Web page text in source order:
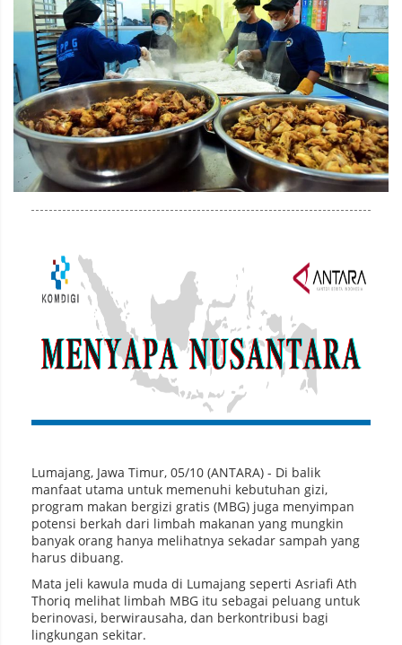
Lumajang, Jawa Timur, 05/10 (ANTARA) - Di balik
manfaat utama untuk memenuhi kebutuhan gizi,
program makan bergizi gratis (MBG) juga menyimpan
potensi berkah dari limbah makanan yang mungkin
banyak orang hanya melihatnya sekadar sampah yang
harus dibuang.
Mata jeli kawula muda di Lumajang seperti Asriafi Ath
Thoriq melihat limbah MBG itu sebagai peluang untuk
berinovasi, berwirausaha, dan berkontribusi bagi
lingkungan sekitar.